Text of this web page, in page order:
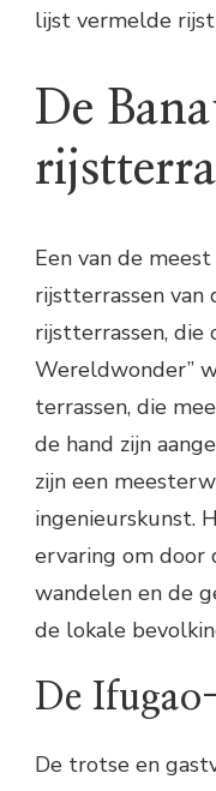
lijst vermelde
De
Een van de
rijstterrassen van
rijstterrassen, die
Wereldwonder”
terrassen, die
de hand zijn
zijn een
ingenieurskunst.
ervaring om door
wandelen en de
de lokale
De
De trotse en